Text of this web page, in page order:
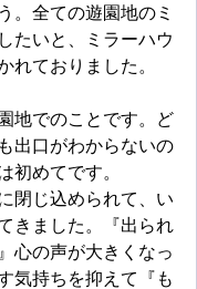
。全ての遊園地のミ
たいと、ミラーハウ
れておりました。
地でのことです。ど
出口がわからないの
初めてです。
閉じ込められて、い
きました。『出られ
心の声が大きくなっ
気持ちを抑えて『も